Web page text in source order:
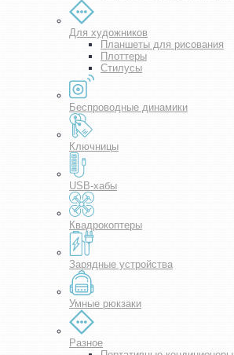
Для художников
Планшеты для рисования
Плоттеры
Стилусы
Беспроводные динамики
Ключницы
USB-хабы
Квадрокоптеры
Зарядные устройства
Умные рюкзаки
Разное